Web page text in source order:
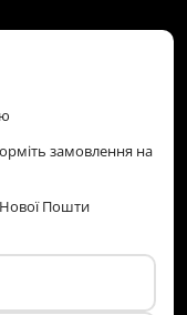
замовлення на
Нової Пошти